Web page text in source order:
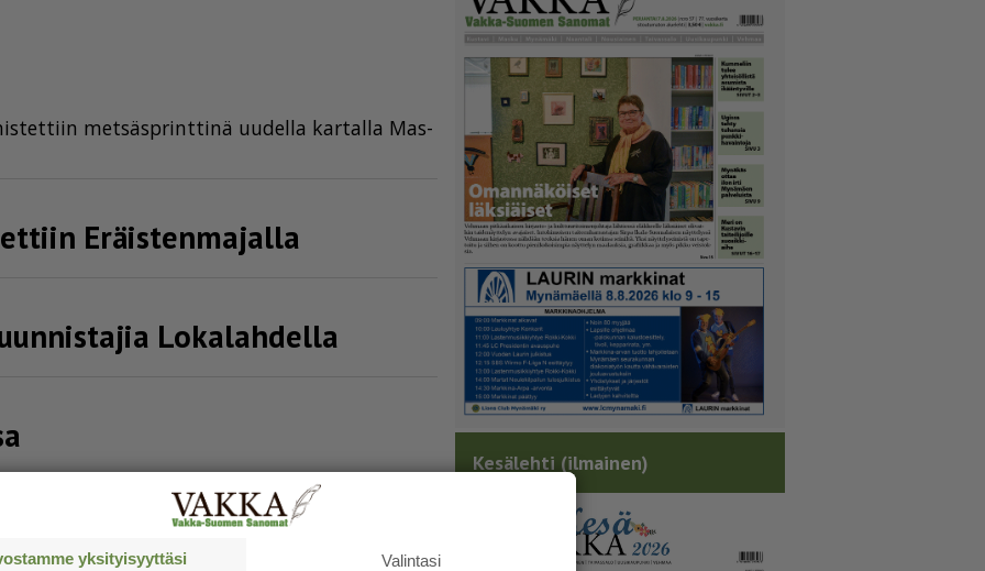
met­säsp­rint­ti­nä uu­del­la kar­tal­la Mas­
Eräis­ten­ma­jalla
Lokalahdella
kartalla
Kesälehti (ilmainen)
yksityisyyttäsi Valintasi